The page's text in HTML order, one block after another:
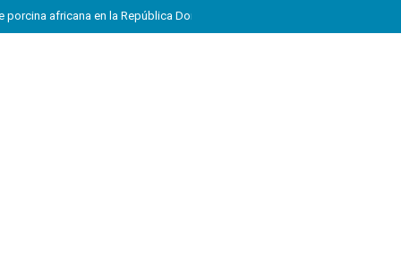
africana en la República Dominicana